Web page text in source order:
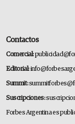
Contactos
Comercial:
Editorial:
Summit:
Suscripciones:
Forbes Argentina es